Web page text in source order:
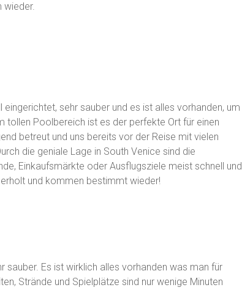
wieder.
sehr sauber und es ist alles vorhanden, um
tollen Poolbereich ist es der perfekte Ort für einen
betreut und uns bereits vor der Reise mit vielen
die geniale Lage in South Venice sind die
Einkaufsmärkte oder Ausflugsziele meist schnell und
und kommen bestimmt wieder!
sauber. Es ist wirklich alles vorhanden was man für
Strände und Spielplätze sind nur wenige Minuten